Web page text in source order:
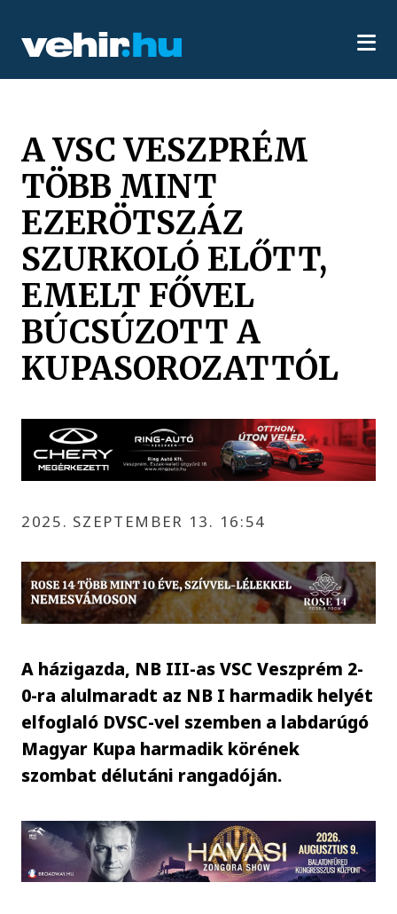
A VSC VESZPRÉM
TÖBB MINT
EZERÖTSZÁZ
SZURKOLÓ ELŐTT,
EMELT FŐVEL
BÚCSÚZOTT A
KUPASOROZATTÓL
2025. SZEPTEMBER 13. 16:54
A házigazda, NB III-as VSC Veszprém 2-
0-ra alulmaradt az NB I harmadik helyét
elfoglaló DVSC-vel szemben a labdarúgó
Magyar Kupa harmadik körének
szombat délutáni rangadóján.